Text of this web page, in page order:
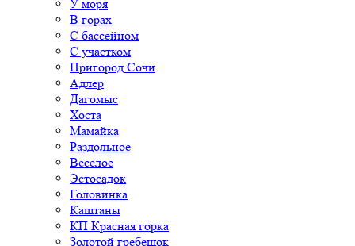
У моря
В горах
С бассейном
С участком
Пригород Сочи
Адлер
Дагомыс
Хоста
Мамайка
Раздольное
Веселое
Эстосадок
Головинка
Каштаны
КП Красная горка
Золотой гребешок